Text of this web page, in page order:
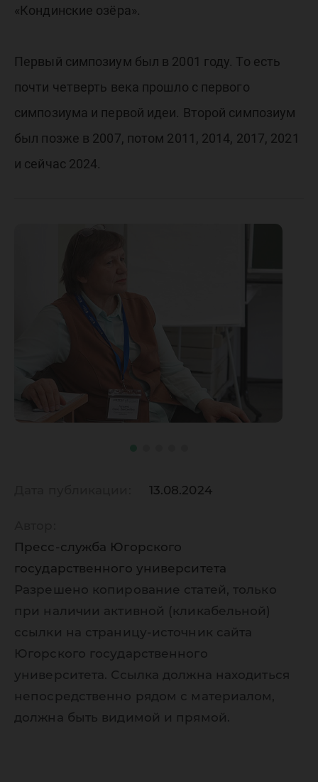
«Кондинские озёра».
Первый симпозиум был в 2001 году. То есть
почти четверть века прошло с первого
симпозиума и первой идеи. Второй симпозиум
был позже в 2007, потом 2011, 2014, 2017, 2021
и сейчас 2024.
13.08.2024
Пресс-служба Югорского
государственного университета
Разрешено копирование статей, только
при наличии активной (кликабельной)
ссылки на страницу-источник сайта
Югорского государственного
университета. Ссылка должна находиться
непосредственно рядом с материалом,
должна быть видимой и прямой.